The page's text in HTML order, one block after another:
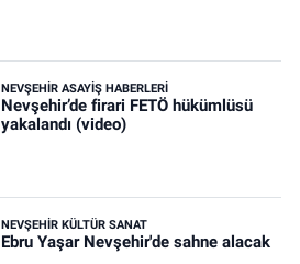
NEVŞEHIR ASAYIŞ HABERLERI
Nevşehir’de firari FETÖ hükümlüsü
yakalandı (video)
NEVŞEHIR KÜLTÜR SANAT
Ebru Yaşar Nevşehir'de sahne alacak